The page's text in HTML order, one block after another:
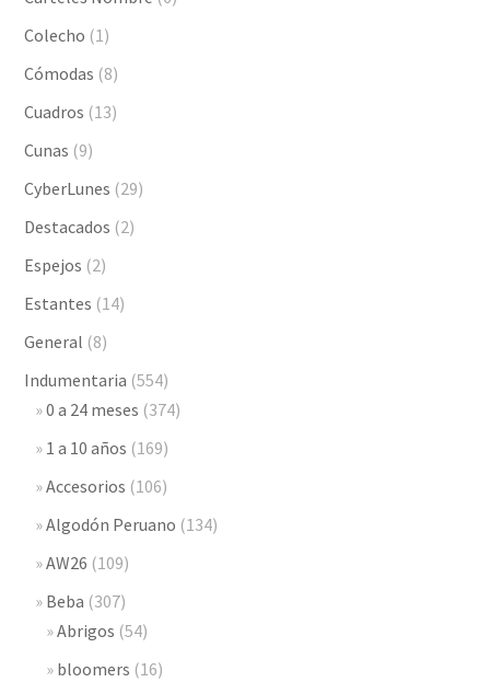
Colecho (1)
Cómodas (8)
Cuadros (13)
Cunas (9)
CyberLunes (29)
Destacados (2)
Espejos (2)
Estantes (14)
General (8)
Indumentaria (554)
0 a 24 meses (374)
1 a 10 años (169)
Accesorios (106)
Algodón Peruano (134)
AW26 (109)
Beba (307)
Abrigos (54)
bloomers (16)